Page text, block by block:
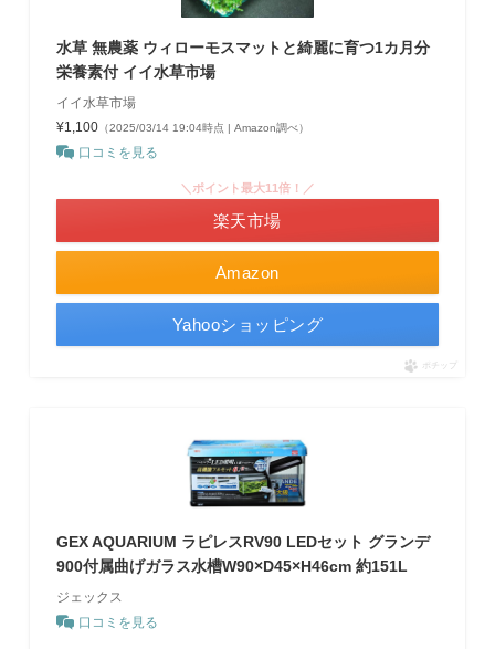
水草 無農薬 ウィローモスマットと綺麗に育つ1カ月分
栄養素付 イイ水草市場
イイ水草市場
¥1,100（2025/03/14 19:04時点 | Amazon調べ）
口コミを見る
Amazon
＼ポイント最大11倍！／
楽天市場
Yahooショッピング
ポチップ
GEX AQUARIUM ラピレスRV90 LEDセット グランデ
900付属曲げガラス水槽W90×D45×H46cm 約151L
ジェックス
口コミを見る